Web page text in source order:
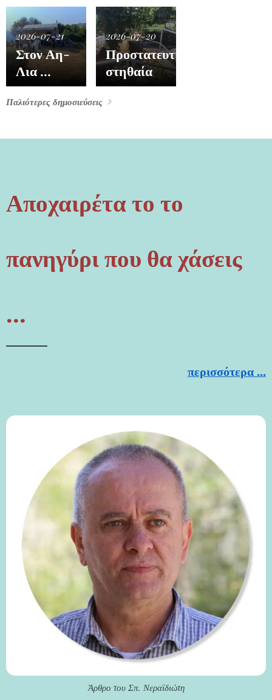
2026-07-21
Στον Αη-
Λια ...
2026-07-20
Προστατευτικά
στηθαία
Παλιότερες δημοσιεύσεις
Αποχαιρέτα το το
πανηγύρι που θα χάσεις
...
περισσότερα ...
Άρθρο του Σπ. Νεραϊδιώτη